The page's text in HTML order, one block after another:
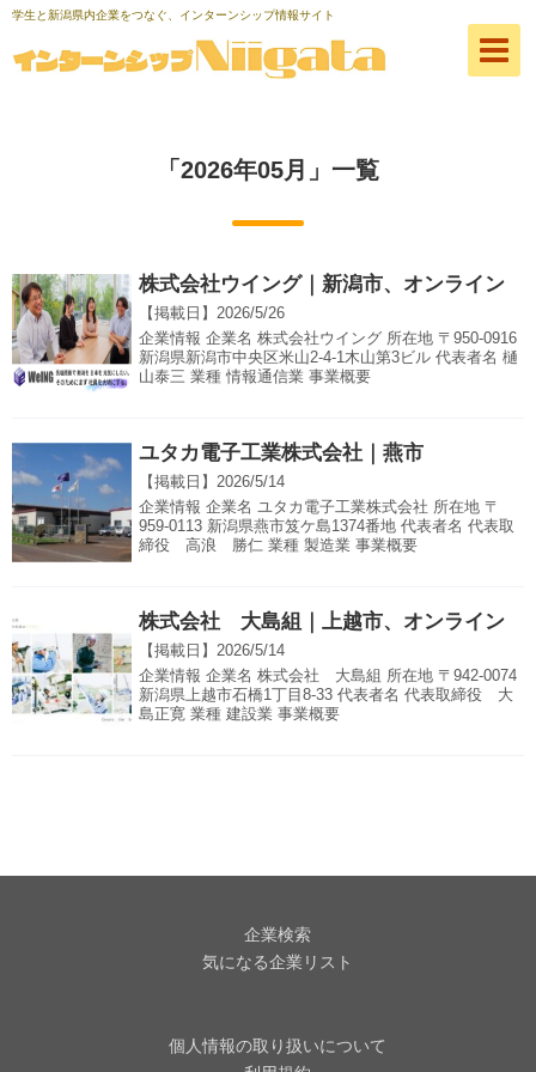
学生と新潟県内企業をつなぐ、インターンシップ情報サイト
「 2026年05月 」 一覧
株式会社ウイング｜新潟市、オンライン
【掲載日】 2026/5/26
企業情報 企業名 株式会社ウイング 所在地 〒950-0916
新潟県新潟市中央区米山2-4-1木山第3ビル 代表者名 樋
山泰三 業種 情報通信業 事業概要
ユタカ電子工業株式会社｜燕市
【掲載日】 2026/5/14
企業情報 企業名 ユタカ電子工業株式会社 所在地 〒
959-0113 新潟県燕市笈ケ島1374番地 代表者名 代表取
締役 高浪 勝仁 業種 製造業 事業概要
株式会社 大島組｜上越市、オンライン
【掲載日】 2026/5/14
企業情報 企業名 株式会社 大島組 所在地 〒942-0074
新潟県上越市石橋1丁目8-33 代表者名 代表取締役 大
島正寛 業種 建設業 事業概要
企業検索
気になる企業リスト
個人情報の取り扱いについて